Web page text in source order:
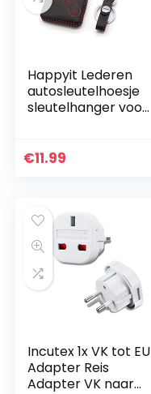
Happyit Lederen
autosleutelhoesje
sleutelhanger voor
Sandero Captur
€11.99
Incutex 1x VK tot EU
Adapter Reis
Adapter VK naar